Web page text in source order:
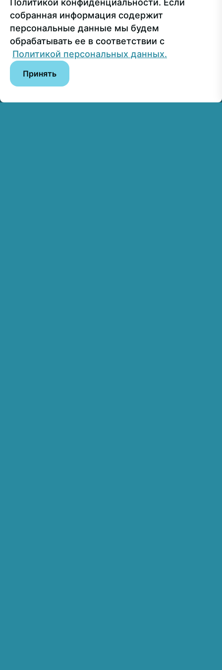
Политикой конфиденциальности. Если
собранная информация содержит
персональные данные мы будем
обрабатывать ее в соответствии с
Политикой персональных данных.
Принять
© РГУ СоцТех
Сведения об образовательной организации